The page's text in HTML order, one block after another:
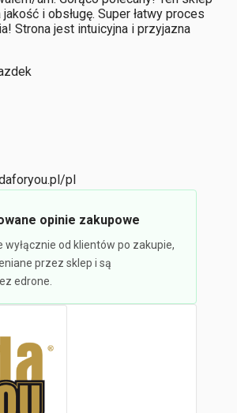
i obsługę. Super łatwy proces
Strona jest intuicyjna i przyjazna
pl
opinie zakupowe
wyłącznie od klientów po zakupie,
przez sklep i są
edrone.